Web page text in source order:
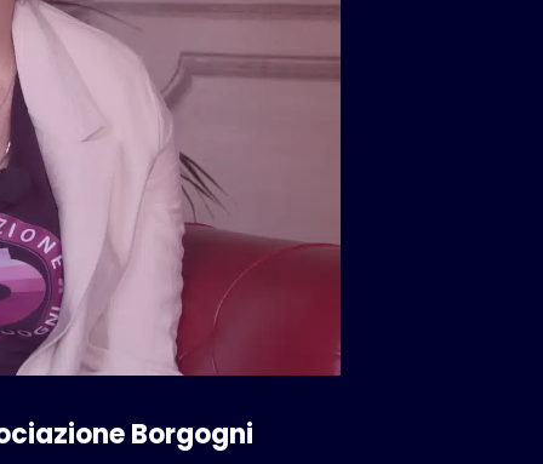
Borgogni